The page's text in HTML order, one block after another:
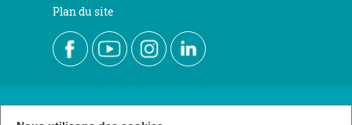
Plan du site
Nous contacter